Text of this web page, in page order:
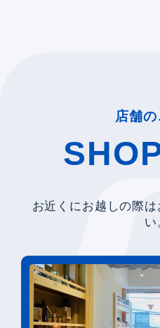
店舗
お近くにお越しの際
い